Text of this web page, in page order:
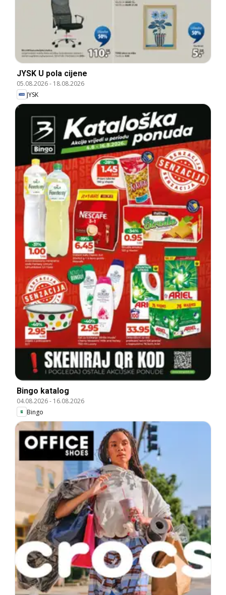
JYSK U pola cijene
05.08.2026- 18.08.2026
JYSK
Bingo katalog
04.08.2026- 16.08.2026
Bingo